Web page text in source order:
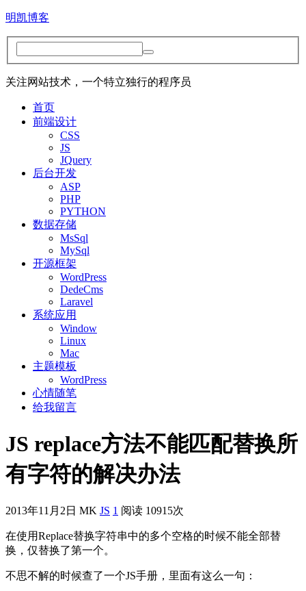
明凯博客
关注网站技术，一个特立独行的程序员
首页
前端设计
CSS
JS
JQuery
后台开发
ASP
PHP
PYTHON
数据存储
MsSql
MySql
开源框架
WordPress
DedeCms
Laravel
系统应用
Window
Linux
Mac
主题模板
WordPress
心情随笔
给我留言
JS replace方法不能匹配替换所
有字符的解决办法
2013年11月2日 MK JS 1 阅读 10915次
在使用Replace替换字符串中的多个空格的时候不能全部替
换，仅替换了第一个。
不思不解的时候查了一个JS手册，里面有这么一句：